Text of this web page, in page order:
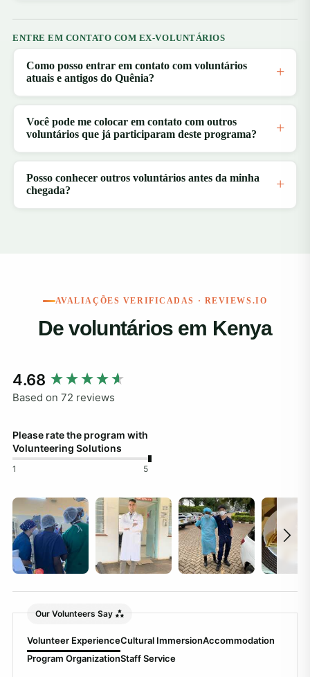
ENTRE EM CONTATO COM EX-VOLUNTÁRIOS
Como posso entrar em contato com voluntários
atuais e antigos do Quênia?
Você pode me colocar em contato com outros
voluntários que já participaram deste programa?
Posso conhecer outros voluntários antes da minha
chegada?
AVALIAÇÕES VERIFICADAS · REVIEWS.IO
De voluntários em Kenya
4.68
Based on 72 reviews
Please rate the program with
Volunteering Solutions
1 5
Our Volunteers Say
Volunteer ExperienceCultural ImmersionAccommodation
Program OrganizationStaff Service
New content loaded